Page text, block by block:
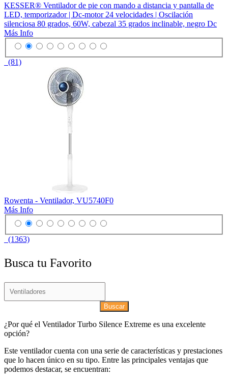
KESSER® Ventilador de pie con mando a distancia y pantalla de
LED, temporizador | Dc-motor 24 velocidades | Oscilación
silenciosa 80 grados, 60W, cabezal 35 grados inclinable, negro Dc
Más Info
(81)
Rowenta - Ventilador, VU5740F0
Más Info
(1363)
Busca tu Favorito
Buscar
¿Por qué el Ventilador Turbo Silence Extreme es una excelente
opción?
Este ventilador cuenta con una serie de características y prestaciones
que lo hacen único en su tipo. Entre las principales ventajas que
podemos destacar, se encuentran: